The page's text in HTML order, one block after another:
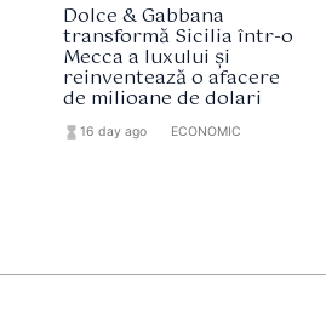
Dolce & Gabbana
transformă Sicilia într-o
Mecca a luxului și
reinventează o afacere
de milioane de dolari
hourglass_full 16 day ago ECONOMIC